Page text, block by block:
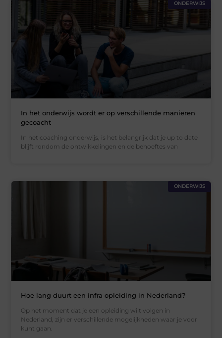
ONDERWIJS
In het onderwijs wordt er op verschillende manieren
gecoacht
In het coaching onderwijs, is het belangrijk dat je up to date
blijft rondom de ontwikkelingen en de behoeftes van
ONDERWIJS
Hoe lang duurt een infra opleiding in Nederland?
Op het moment dat je een opleiding wilt volgen in
Nederland, zijn er verschillende mogelijkheden waar je voor
kunt gaan.